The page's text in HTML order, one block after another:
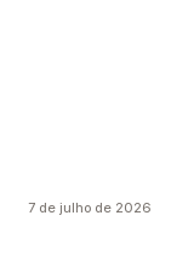
7 de julho de 2026